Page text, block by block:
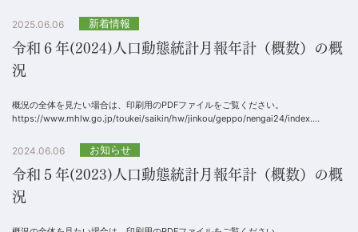
2025.06.06 新着情報
令和６年(2024)人口動態統計月報年計（概数）の概
況
概況の全体を見たい場合は、印刷用のPDFファイルをご覧ください。
https://www.mhlw.go.jp/toukei/saikin/hw/jinkou/geppo/nengai24/index....
2024.06.06 お知らせ
令和５年(2023)人口動態統計月報年計（概数）の概
況